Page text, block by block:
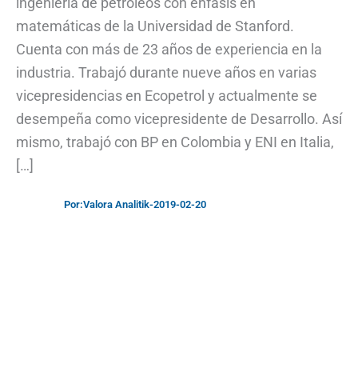
matemáticas de la Universidad de Stanford.
Cuenta con más de 23 años de experiencia en la
industria. Trabajó durante nueve años en varias
vicepresidencias en Ecopetrol y actualmente se
desempeña como vicepresidente de Desarrollo. Así
mismo, trabajó con BP en Colombia y ENI en Italia,
[…]
Por:Valora Analitik-2019-02-20